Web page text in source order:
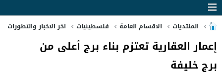
المنتديات الاقسام العامة فلسطينيات اخر الاخبار والتطورات
إعمار العقارية تعتزم بناء برج أعلى من
برج خليفة